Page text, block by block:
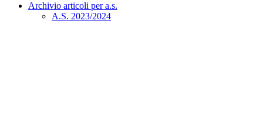
Archivio articoli per a.s.
A.S. 2023/2024